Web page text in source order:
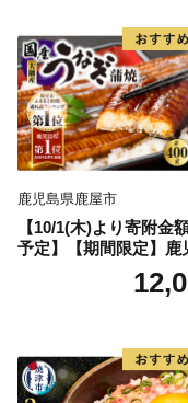
鹿児島県鹿屋市
【10/1(木)より寄附金
予定】【期間限定】鹿
大隅産うなぎ蒲焼4尾
g） KN007-023